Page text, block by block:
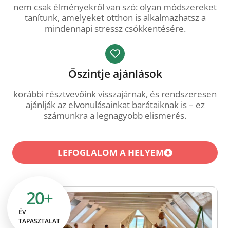
ÉV
TAPASZTALAT
20+
nem csak élményekről van szó: olyan módszereket
tanítunk, amelyeket otthon is alkalmazhatsz a
mindennapi stressz csökkentésére.
Őszintje ajánlások
korábbi résztvevőink visszajárnak, és rendszeresen
ajánlják az elvonulásainkat barátaiknak is – ez
számunkra a legnagyobb elismerés.
LEFOGLALOM A HELYEM